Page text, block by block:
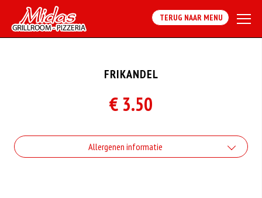
TERUG NAAR MENU
FRIKANDEL
€ 3.50
Allergenen informatie